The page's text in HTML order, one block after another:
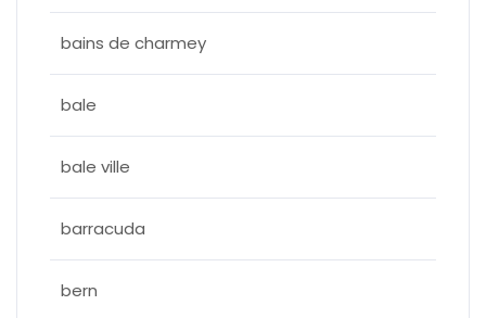
bains de charmey
bale
bale ville
barracuda
bern